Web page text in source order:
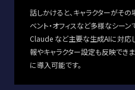
話しかけると、キャラクターがその
ベント・オフィスなど多様なシーン
Claude など主要な生成AIに対応
報やキャラクター設定も反映でき
に導入可能です。